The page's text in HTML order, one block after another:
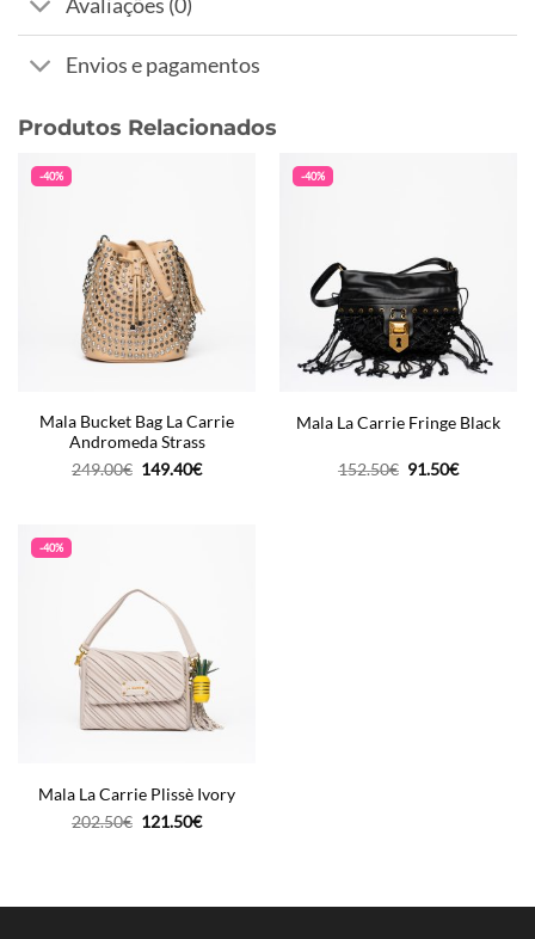
Envios e pagamentos
Produtos Relacionados
-40%
Mala Bucket Bag La Carrie
Andromeda Strass
249.00€ O
149.40€O
-40%
Mala La Carrie Fringe Black
152.50€ O
91.50€O
-40%
Mala La Carrie Plissè Ivory
202.50€ O
121.50€O